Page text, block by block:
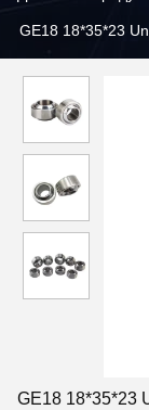
GE18 18*35*23
концы Heim
GE18 18*35*23